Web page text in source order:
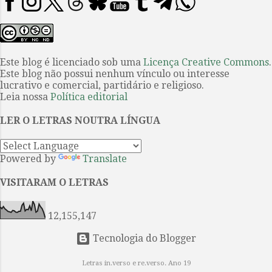
Rowland V. Lee (1937). “Cottage
a ser produzido int...
expulsão de Adão e Eva do paraíso
em sua maioria, conhecem este
belo poema por meio da facilmente
encontrável tradução portuguesa
mais recentemente, tiveram acesso
à continuação da obra graças à
empreitada coletiva coordenada
por Guilherme Gontijo Flores, cujo
esforço resultou na publicação de
cul...
Este blog é licenciado sob uma Licença Creative Commons.
Este blog não possui nenhum vínculo ou interesse
lucrativo e comercial, partidário e religioso.
Leia nossa Política editorial
LER O LETRAS NOUTRA LÍNGUA
Powered by Translate
VISITARAM O LETRAS
12,155,147
Tecnologia do Blogger
Letras in.verso e re.verso. Ano 19